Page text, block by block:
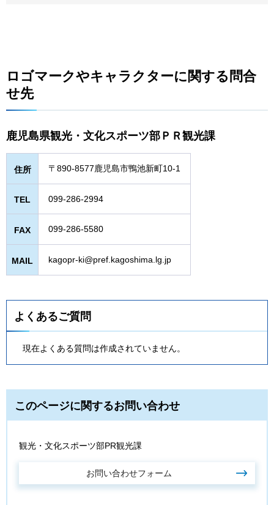
ロゴマークやキャラクターに関する問合
せ先
鹿児島県観光・文化スポーツ部ＰＲ観光課
住所 〒890-8577鹿児島市鴨池新町10-1
TEL 099-286-2994
FAX 099-286-5580
MAIL kagopr-ki@pref.kagoshima.lg.jp
よくあるご質問
現在よくある質問は作成されていません。
このページに関するお問い合わせ
観光・文化スポーツ部PR観光課